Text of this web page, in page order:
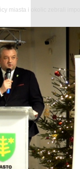
miasta i okolic zebrali